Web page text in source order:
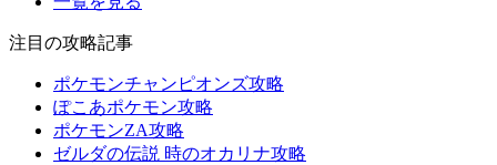
注目の攻略記事
ポケモンチャンピオンズ攻略
ぽこあポケモン攻略
ポケモンZA攻略
ゼルダの伝説 時のオカリナ攻略